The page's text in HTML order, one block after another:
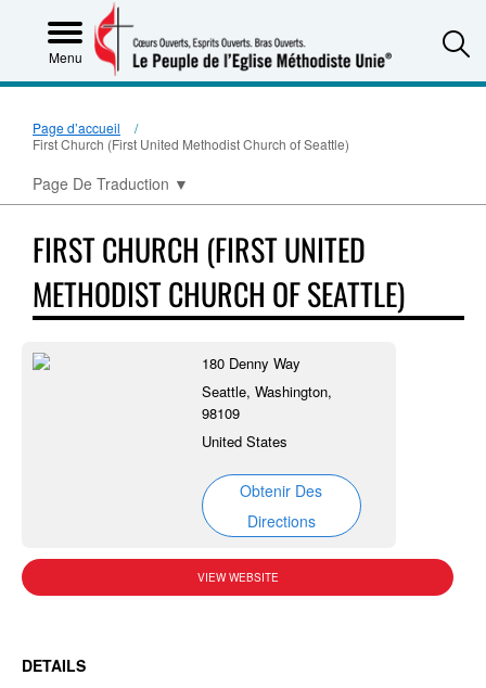
Menu
Page d’accueil
First Church (First United Methodist Church of Seattle)
Page De Traduction ▼
FIRST CHURCH (FIRST UNITED
METHODIST CHURCH OF SEATTLE)
180 Denny Way
Seattle, Washington,
98109
United States
Obtenir Des
Directions
VIEW WEBSITE
DETAILS